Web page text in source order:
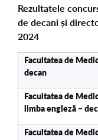
Rezultatele
de decani și
2024
Facultatea de
decan
Facultatea de
limba engleză –
Facultatea de